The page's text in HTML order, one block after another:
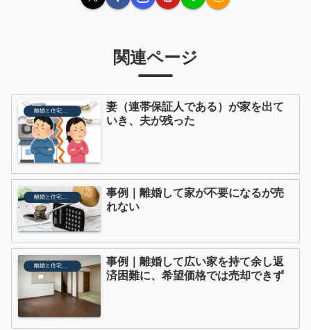
関連ページ
離婚と住宅ローン
妻（連帯保証人である）が家を出て
いき、夫が残った
離婚と住宅ローン
事例｜離婚して家が不要になるが売
れない
離婚と住宅ローン
事例｜離婚して広い家を持て余し返
済困難に、希望価格では売却できず